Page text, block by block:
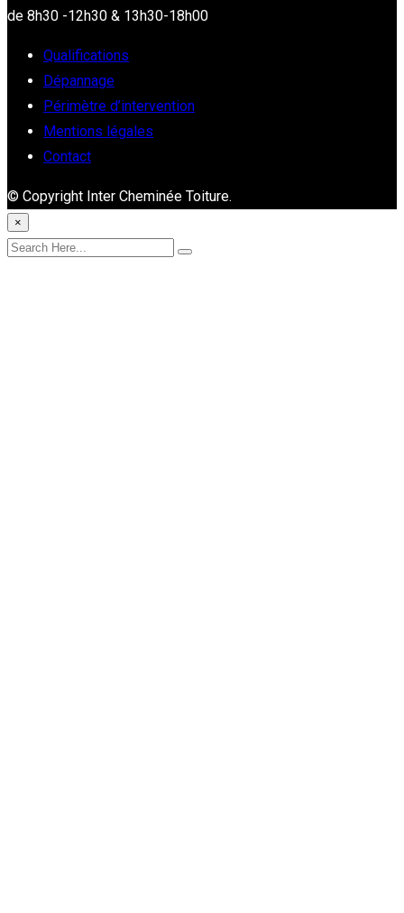
de 8h30 -12h30 & 13h30-18h00
Qualifications
Dépannage
Périmètre d’intervention
Mentions légales
Contact
© Copyright Inter Cheminée Toiture.
×